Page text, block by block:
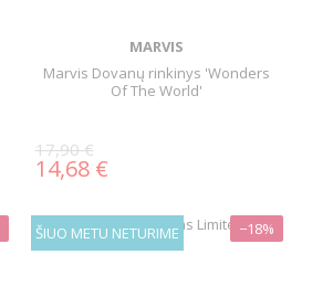
MARVIS
Marvis Dovanų rinkinys 'Wonders
Of The World'
17,90 €
14,68 €
ŠIUO METU NETURIME −18%